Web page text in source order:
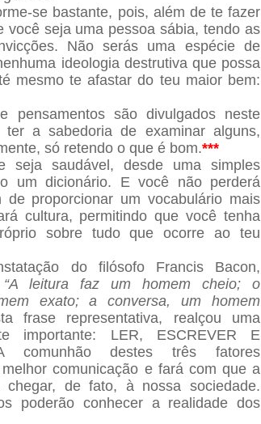
se bastante, pois, além de te fazer
você seja uma pessoa sábia, tendo as
Não serás uma espécie de
ideologia destrutiva que possa
mesmo te afastar do teu maior bem:
pensamentos são divulgados neste
ter a sabedoria de examinar alguns,
só retendo o que é bom.***
seja saudável, desde uma simples
um dicionário. E você não perderá
de proporcionar um vocabulário mais
cultura, permitindo que você tenha
sobre tudo que ocorre ao teu
do filósofo Francis Bacon,
“A leitura faz um homem cheio; o
exato; a conversa, um homem
frase representativa, realçou uma
importante: LER, ESCREVER E
comunhão destes três fatores
comunicação e fará com que a
chegar, de fato, à nossa sociedade.
poderão conhecer a realidade dos